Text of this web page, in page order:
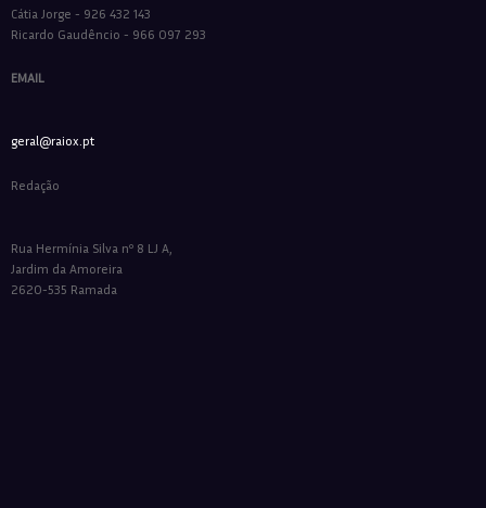
Cátia Jorge - 926 432 143
Ricardo Gaudêncio - 966 097 293
EMAIL
geral@raiox.pt
Redação
Rua Hermínia Silva nº 8 LJ A,
Jardim da Amoreira
2620-535 Ramada